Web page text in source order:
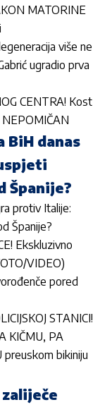
MATORINE
više ne
ugradio prva
CENTRA! Kost
BiH danas
Španije?
protiv Italije:
Španije?
Ekskluzivno
VIDEO)
pored
STANICI!
KIČMU, PA
bikiniju